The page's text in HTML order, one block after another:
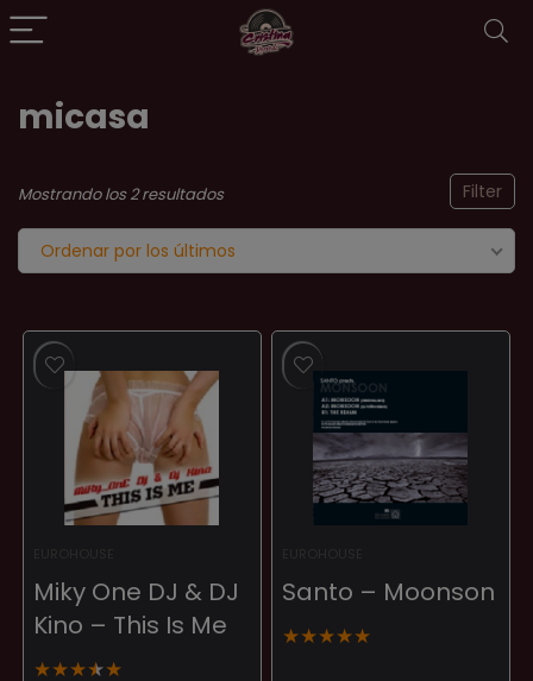
micasa
Filter
Mostrando los 2 resultadosOrdenado
por
los
Ordenar por los últimos
Miky One DJ & DJ
Kino ‎– This Is Me
★★★★★
Santo ‎– Moonson
★★★★★